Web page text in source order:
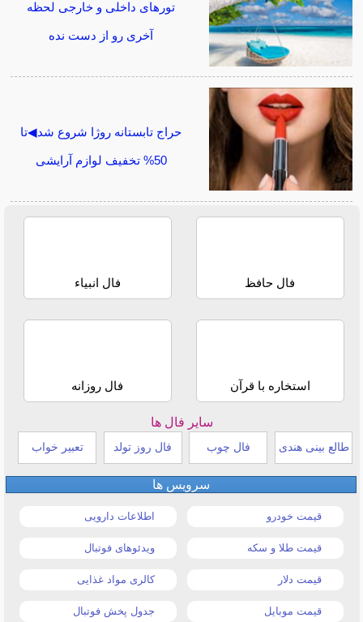
تورهای داخلی و خارجی لحظه
آخری رو از دست نده
حراج تابستانه روژا شروع شد◀تا
50% تخفیف لوازم آرایشی
فال حافظ فال انبیاء
استخاره با قرآن فال روزانه
سایر فال ها
طالع بینی هندی فال چوب فال روز تولد تعبیر خواب
سرویس ها
قیمت خودرو اطلاعات دارویی
قیمت طلا و سکه ویدئوهای فوتبال
قیمت دلار کالری مواد غذایی
قیمت موبایل جدول پخش فوتبال